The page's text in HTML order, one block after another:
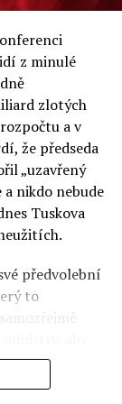
budou na
AI bude
se z
akcí.
a
a
zásadním
zváží, do
života
ve
zajistit
z minulé
zlotých
a v
že předseda
„uzavřený
nikdo nebude
Tuskova
předvolební
to
členů PiS, a